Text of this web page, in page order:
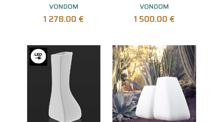
VONDOM
1 278.00 €
VONDOM
1 500.00 €